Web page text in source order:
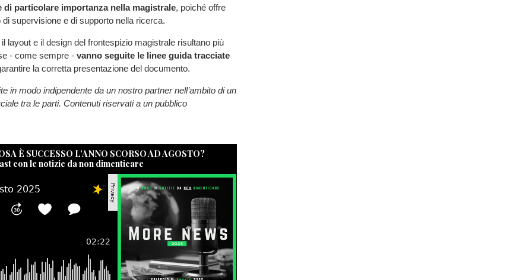
di particolare importanza nella magistrale, poiché offre
di supervisione e di supporto nella ricerca.
layout e il design del frontespizio magistrale risultano più
- come sempre - vanno seguite le linee guida tracciate
la corretta presentazione del documento.
in modo indipendente da un nostro partner nell’ambito di un
tra le parti. Contenuti riservati a un pubblico
È SUCCESSO L’ANNO SCORSO AD AGOSTO?
con le notizie da non dimenticare